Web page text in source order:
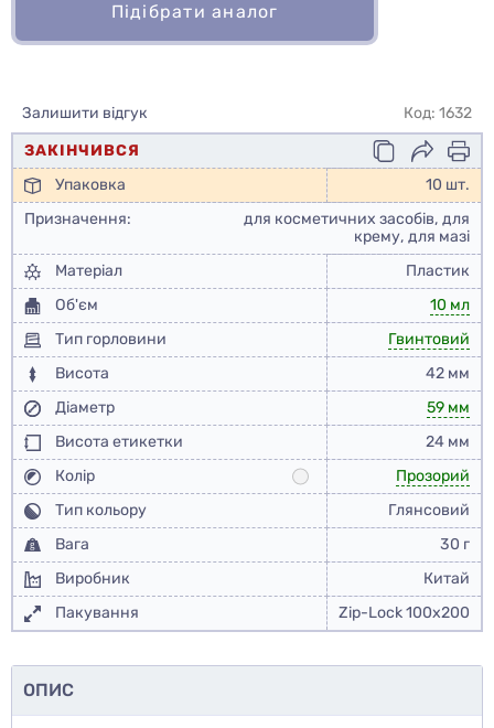
Підібрати аналог
Залишити відгук
Код: 1632
ЗАКІНЧИВСЯ
Упаковка
10 шт.
Призначення:
для косметичних засобів, для
крему, для мазі
Матеріал
Пластик
Об'єм
10 мл
Тип горловини
Гвинтовий
Висота
42 мм
Діаметр
59 мм
Висота етикетки
24 мм
Колір
Прозорий
Тип кольору
Глянсовий
Вага
30 г
Виробник
Китай
Пакування
Zip-Lock 100x200
ОПИС